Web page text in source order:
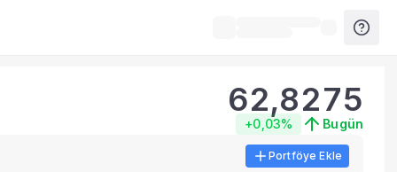
62,8275
+0,03% Bugün
Portföye Ekle